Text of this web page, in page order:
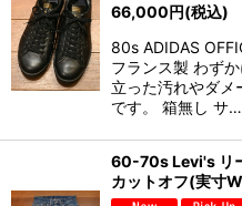
66,000円(税込)
80s ADIDAS
フランス製 わず
立った汚れやダメ
です。 箱無し サ…
60-70s Levi's リ
カットオフ(実寸